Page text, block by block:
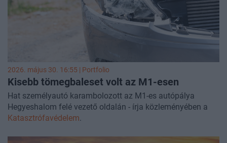
2026. május 30. 16:55 | Portfolio
Kisebb tömegbaleset volt az M1-esen
Hat személyautó karambolozott az M1-es autópálya
Hegyeshalom felé vezető oldalán - írja közleményében a
Katasztrófavédelem.